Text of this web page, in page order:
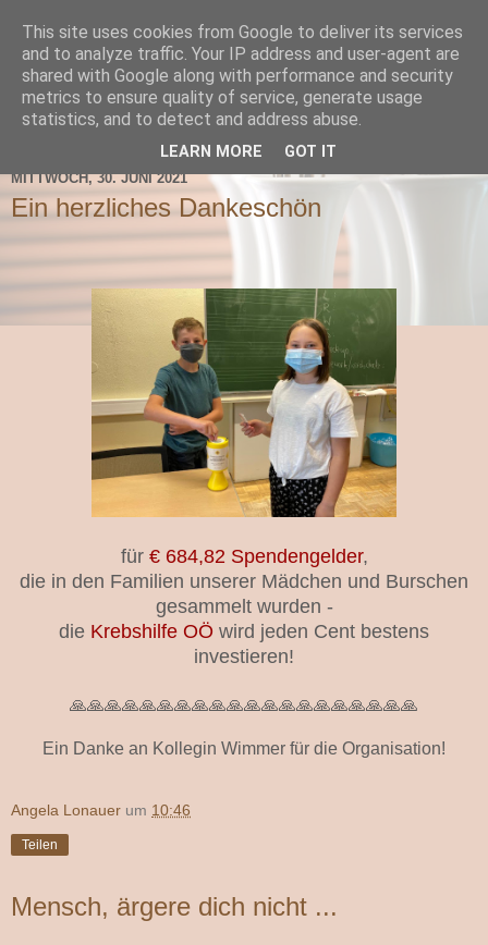
TNMS Bad Leonfelden
MITTWOCH, 30. JUNI 2021
Ein herzliches Dankeschön
für € 684,82 Spendengelder,
die in den Familien unserer Mädchen und Burschen
gesammelt wurden -
die Krebshilfe OÖ wird jeden Cent bestens
investieren!
🙏🙏🙏🙏🙏🙏🙏🙏🙏🙏🙏🙏🙏🙏🙏🙏🙏🙏🙏🙏
Ein Danke an Kollegin Wimmer für die Organisation!
Angela Lonauer um 10:46
Teilen
Mensch, ärgere dich nicht ...
This site uses cookies from Google to deliver its services
and to analyze traffic. Your IP address and user-agent are
shared with Google along with performance and security
metrics to ensure quality of service, generate usage
statistics, and to detect and address abuse.
LEARN MORE GOT IT